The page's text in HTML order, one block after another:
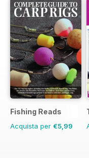
Fishing Reads
Acquista per €5,99